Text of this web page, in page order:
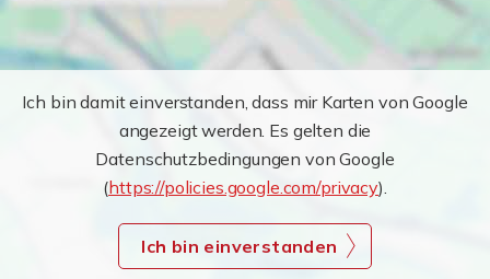
Ich bin damit einverstanden, dass mir Karten von Google
angezeigt werden. Es gelten die
Datenschutzbedingungen von Google
(https://policies.google.com/privacy).
Ich bin einverstanden